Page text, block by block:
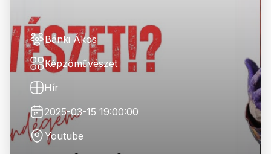
Bánki Ákos
Képzőművészet
Hír
2025-03-15 19:00:00
Youtube